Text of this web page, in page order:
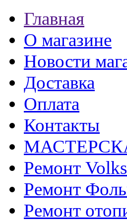
Главная
О магазине
Новости
Доставка
Оплата
Контакты
Ремонт
Ремонт
Ремонт